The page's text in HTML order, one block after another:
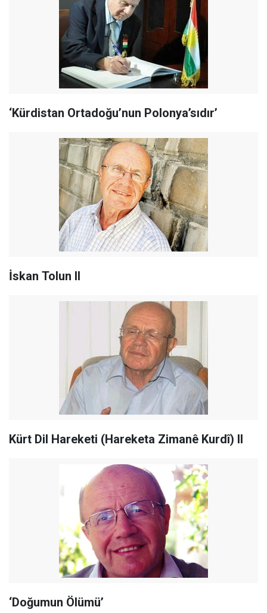
‘Kürdistan Ortadoğu’nun Polonya’sıdır’
İskan Tolun II
Kürt Dil Hareketi (Hareketa Zimanê Kurdî) II
‘Doğumun Ölümü’